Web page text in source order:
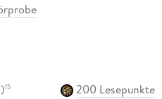
)15
200 Lesepunkte